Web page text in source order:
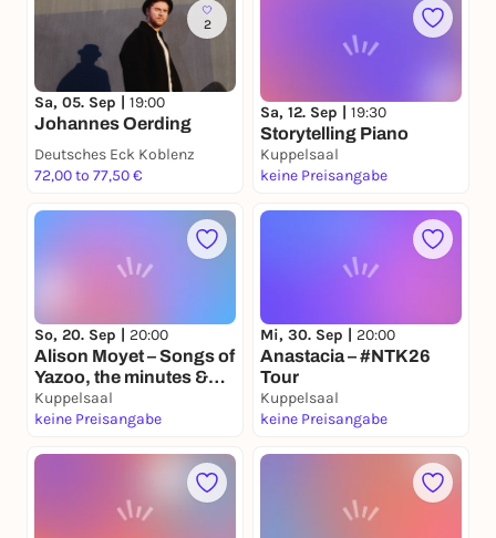
2
Sa, 05. Sep | 19:00
Johannes Oerding
Deutsches Eck Koblenz
72,00 to 77,50 €
Sa, 12. Sep | 19:30
Storytelling Piano
Kuppelsaal
keine Preisangabe
So, 20. Sep | 20:00
Alison Moyet – Songs of
Yazoo, the minutes &
Other
Kuppelsaal
keine Preisangabe
Mi, 30. Sep | 20:00
Anastacia – #NTK26
Tour
Kuppelsaal
keine Preisangabe